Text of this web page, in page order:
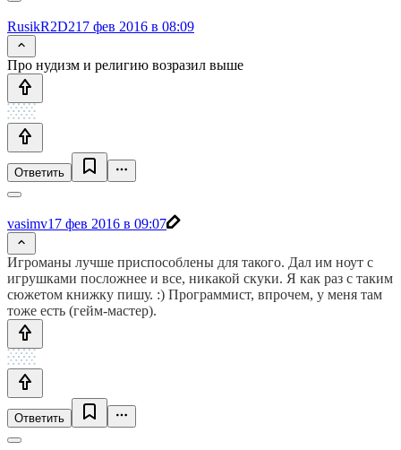
RusikR2D217 фев 2016 в 08:09
Про нудизм и религию возразил выше
Ответить
vasimv17 фев 2016 в 09:07
Игроманы лучше приспособлены для такого. Дал им ноут с
игрушками посложнее и все, никакой скуки. Я как раз с таким
сюжетом книжку пишу. :) Программист, впрочем, у меня там
тоже есть (гейм-мастер).
Ответить